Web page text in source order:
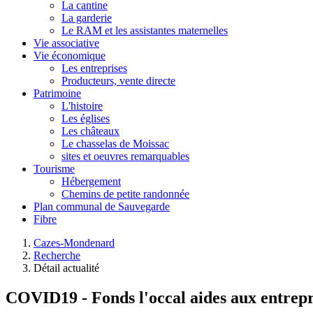
La cantine
La garderie
Le RAM et les assistantes maternelles
Vie associative
Vie économique
Les entreprises
Producteurs, vente directe
Patrimoine
L'histoire
Les églises
Les châteaux
Le chasselas de Moissac
sites et oeuvres remarquables
Tourisme
Hébergement
Chemins de petite randonnée
Plan communal de Sauvegarde
Fibre
Cazes-Mondenard
Recherche
Détail actualité
COVID19 - Fonds l'occal aides aux